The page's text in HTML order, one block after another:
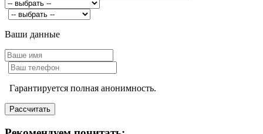
Ваши данные
Гарантируется полная анонимность.